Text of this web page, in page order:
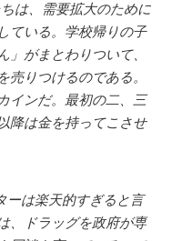
は、需要拡大のために
ている。学校帰りの子
」がまとわりついて、
売りつけるのである。
インだ。最初の二、三
降は金を持ってこさせ
ーは楽天的すぎると言
、ドラッグを政府が専